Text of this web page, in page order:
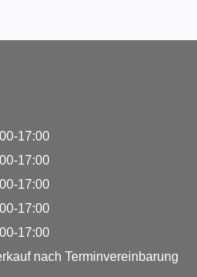
nach Terminvereinbarung